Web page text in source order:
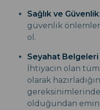
Sağlık ve Güvenlik
güvenlik
ol.
Seyahat
İhtiyacın olan
olarak
olduğundan emin